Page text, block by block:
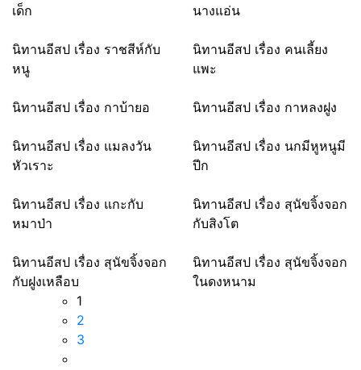
เด็ก
นางแอ่น
นิทานอีสป เรื่อง ราชสีห์กับ
หนู
นิทานอีสป เรื่อง คนเลี้ยง
แพะ
นิทานอีสป เรื่อง กาบ้ายอ นิทานอีสป เรื่อง กาหลงฝูง
นิทานอีสป เรื่อง แมลงวัน
หัวเราะ
นิทานอีสป เรื่อง นกมีหูหนูมี
ปีก
นิทานอีสป เรื่อง แกะกับ
หมาป่า
นิทานอีสป เรื่อง สุนัขจิ้งจอก
กับสิงโต
นิทานอีสป เรื่อง สุนัขจิ้งจอก
กับฝูงเหลือบ
นิทานอีสป เรื่อง สุนัขจิ้งจอก
ในดงหนาม
1
2
3